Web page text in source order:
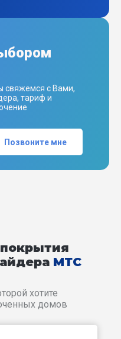
свяжемся с Вами,
тариф и
Позвоните мне
МТС
хотите
домов